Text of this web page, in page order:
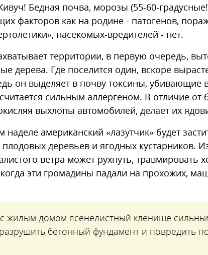
Бедная почва, морозы (55-60-
факторов как на родине - патогенов,
насекомых-вредителей - нет.
территории, в первую очередь,
дерева. Где поселится один, вскоре
он выделяет в почву токсины, убивающие
сильным аллергеном. В отличие от
выхлопы автомобилей, делает их
американский «лазутчик» будет
деревьев и ягодных кустарников.
ветра может рухнуть, травмировать
эти громадины падали на прохожих,
жилым домом ясенелистный кленище
бетонный фундамент и повредить